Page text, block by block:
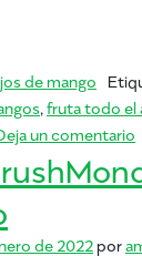
de mango
, fruta todo el
un comentario
de 2022por